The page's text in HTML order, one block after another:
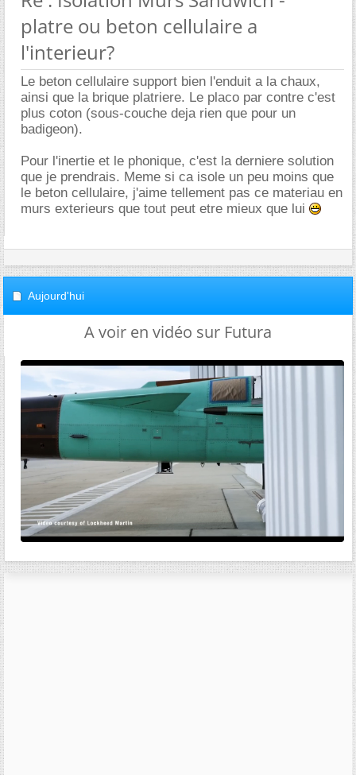
platre ou beton cellulaire a
l'interieur?
Le beton cellulaire support bien l'enduit a la chaux,
ainsi que la brique platriere. Le placo par contre c'est
plus coton (sous-couche deja rien que pour un
badigeon).
Pour l'inertie et le phonique, c'est la derniere solution
que je prendrais. Meme si ca isole un peu moins que
le beton cellulaire, j'aime tellement pas ce materiau en
murs exterieurs que tout peut etre mieux que lui
Aujourd'hui
A voir en vidéo sur Futura